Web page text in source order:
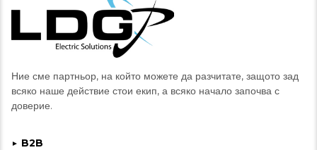
Ние сме партньор, на който можете да разчитате, защото зад
всяко наше действие стои екип, а всяко начало започва с
доверие.
► B2B